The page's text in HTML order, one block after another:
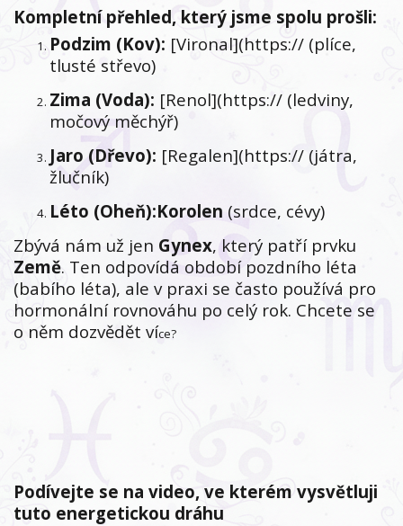
Kompletní přehled, který jsme spolu prošli:
Podzim (Kov): [Vironal](https:// (plíce,
tlusté střevo)
Zima (Voda): [Renol](https:// (ledviny,
močový měchýř)
Jaro (Dřevo): [Regalen](https:// (játra,
žlučník)
Léto (Oheň):Korolen (srdce, cévy)
Zbývá nám už jen Gynex, který patří prvku
Země. Ten odpovídá období pozdního léta
(babího léta), ale v praxi se často používá pro
hormonální rovnováhu po celý rok. Chcete se
o něm dozvědět více?
Podívejte se na video, ve kterém vysvětluji
tuto energetickou dráhu